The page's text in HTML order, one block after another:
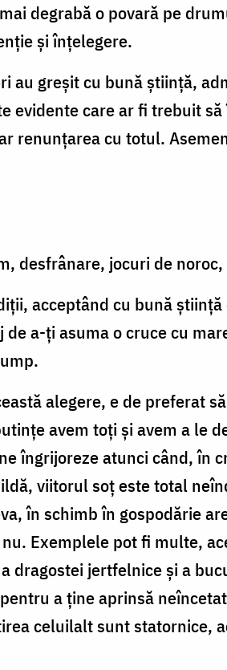
degrabă o povară pe
și înțelegere.
greșit cu bună știință,
evidente care ar fi trebuit
renunțarea cu totul.
desfrânare, jocuri de
acceptând cu bună
a-ți asuma o cruce cu
alegere, e de preferat
avem toți și avem a le
îngrijoreze atunci când, în
viitorul soț este total
în schimb în gospodărie
Exemplele pot fi multe,
dragostei jertfelnice și a
a ține aprinsă
celuilalt sunt statornice,